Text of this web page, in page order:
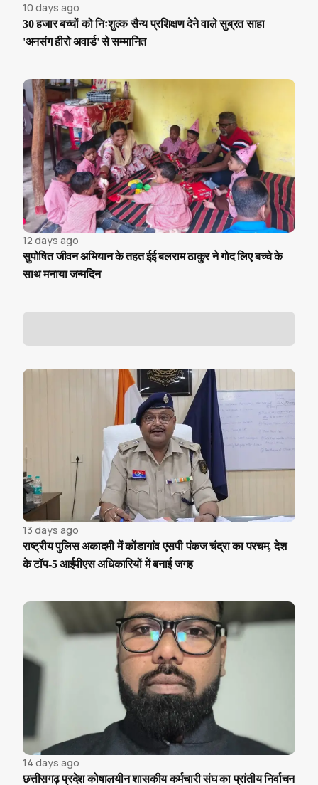
10 days ago
30 हजार बच्चों को निःशुल्क सैन्य प्रशिक्षण देने वाले सुब्रत साहा
'अनसंग हीरो अवार्ड' से सम्मानित
12 days ago
सुपोषित जीवन अभियान के तहत ईई बलराम ठाकुर ने गोद लिए बच्चे के
साथ मनाया जन्मदिन
13 days ago
राष्ट्रीय पुलिस अकादमी में कोंडागांव एसपी पंकज चंद्रा का परचम, देश
के टॉप-5 आईपीएस अधिकारियों में बनाई जगह
14 days ago
छत्तीसगढ़ प्रदेश कोषालयीन शासकीय कर्मचारी संघ का प्रांतीय निर्वाचन